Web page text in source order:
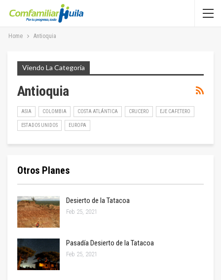
Home Antioquia
Viendo La Categoría
Antioquia
ASIA COLOMBIA COSTA ATLÁNTICA CRUCERO EJE CAFETERO
ESTADOS UNIDOS EUROPA
Otros Planes
Desierto de la Tatacoa
Feb 25, 2021
Pasadía Desierto de la Tatacoa
Feb 25, 2021